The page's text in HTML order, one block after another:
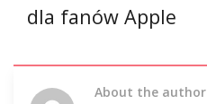
dla fanów Apple
About the author